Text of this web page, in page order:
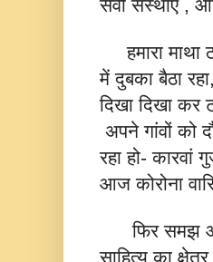
सेवी संस्थाएं ,
हमारा माथा
में दुबका बैठा
दिखा दिखा कर
अपने गांवों को
रहा हो- कारवां
आज कोरोना
फिर समझ
साहित्य का